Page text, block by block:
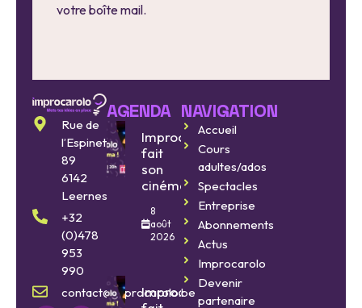
votre boîte mail.
Rue de
l’Espinette
89
6142
Leernes
+32
(0)478
953
990
contact@improcarolo.be
AGENDA
Improcarolo
fait
son
cinéma
8
août
2026
Improcarolo
NAVIGATION
Accueil
Cours
adultes/ados
Spectacles
Entreprise
Abonnements
Actus
Improcarolo
Devenir
partenaire